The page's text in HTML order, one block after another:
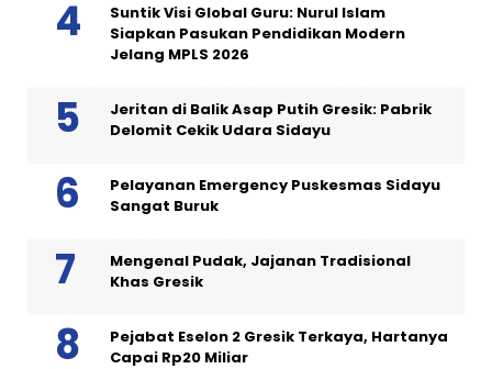
Suntik Visi Global Guru: Nurul Islam
Siapkan Pasukan Pendidikan Modern
Jelang MPLS 2026
Jeritan di Balik Asap Putih Gresik: Pabrik
Delomit Cekik Udara Sidayu
Pelayanan Emergency Puskesmas Sidayu
Sangat Buruk
Mengenal Pudak, Jajanan Tradisional
Khas Gresik
Pejabat Eselon 2 Gresik Terkaya, Hartanya
Capai Rp20 Miliar